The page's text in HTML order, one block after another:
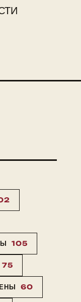
105
75
60